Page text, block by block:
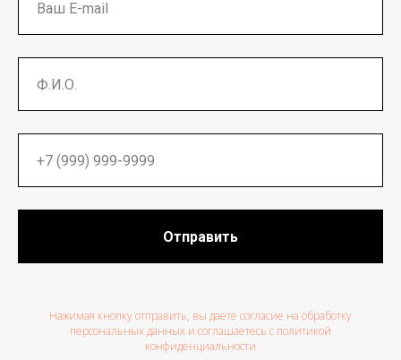
Отправить
Нажимая кнопку отправить, вы даете согласие на обработку
персональных данных и соглашаетесь c политикой
конфиденциальности